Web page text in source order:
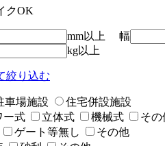
クOK
mm以上 幅
kg以上
絞り込む
車場施設
住宅併設施設
ー式 立体式 機械式
その
ゲート等無し
その他